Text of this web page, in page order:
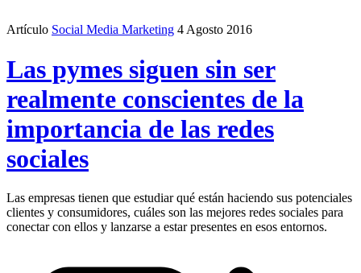
Artículo Social Media Marketing 4 Agosto 2016
Las pymes siguen sin ser
realmente conscientes de la
importancia de las redes
sociales
Las empresas tienen que estudiar qué están haciendo sus potenciales
clientes y consumidores, cuáles son las mejores redes sociales para
conectar con ellos y lanzarse a estar presentes en esos entornos.